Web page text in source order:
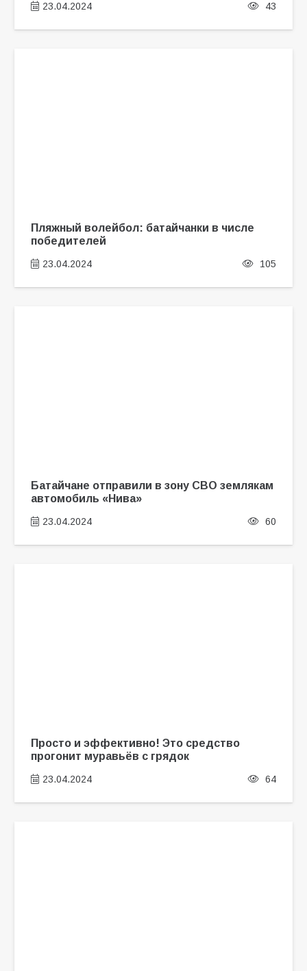
23.04.2024 43
Пляжный волейбол: батайчанки в числе
победителей
23.04.2024 105
Батайчане отправили в зону СВО землякам
автомобиль «Нива»
23.04.2024 60
Просто и эффективно! Это средство
прогонит муравьёв с грядок
23.04.2024 64